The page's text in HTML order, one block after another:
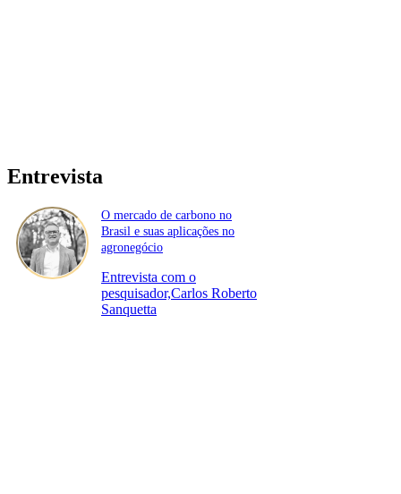
Entrevista
O mercado de carbono no
Brasil e suas aplicações no
agronegócio
Entrevista com o
pesquisador,Carlos Roberto
Sanquetta